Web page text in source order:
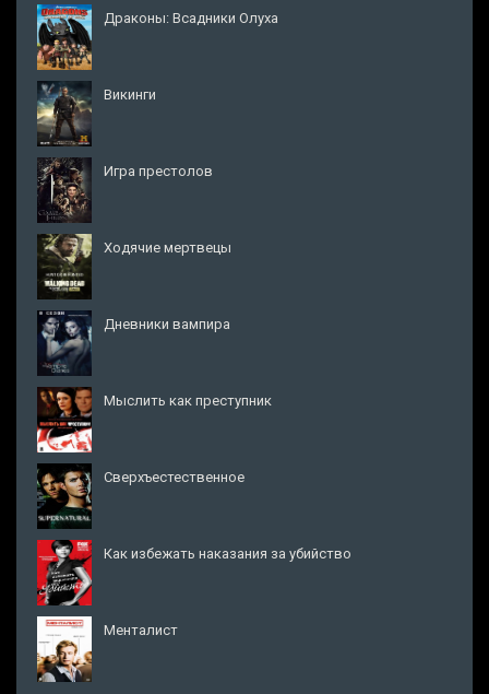
Драконы: Всадники Олуха
Викинги
Игра престолов
Ходячие мертвецы
Дневники вампира
Мыслить как преступник
Сверхъестественное
Как избежать наказания за убийство
Менталист